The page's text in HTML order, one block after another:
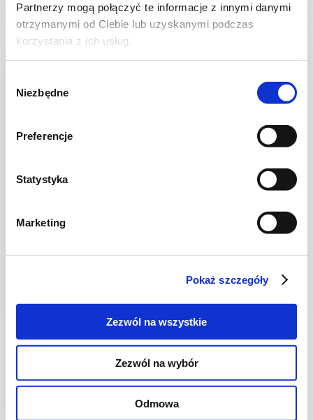
Partnerzy mogą połączyć te informacje z innymi danymi
otrzymanymi od Ciebie lub uzyskanymi podczas
korzystania z ich usług.
zgody
Niezbędne
Preferencje
Statystyka
Marketing
Pokaż szczegóły
Zezwól na wszystkie
Zezwól na wybór
Odmowa
CIASTA I TORTY
frużeliną
4954 kcal